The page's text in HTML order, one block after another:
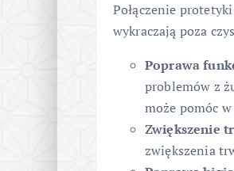
Połączenie
wykraczają poza
Poprawa
problemów z
może pomóc
Zwiększenie
zwiększenia